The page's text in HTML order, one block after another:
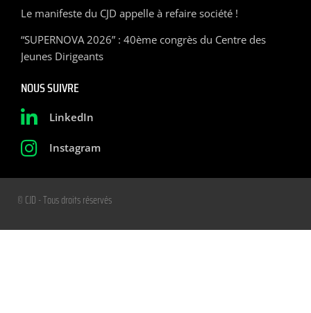
Le manifeste du CJD appelle à refaire société !
“SUPERNOVA 2026” : 40ème congrès du Centre des
Jeunes Dirigeants
NOUS SUIVRE
LinkedIn
Instagram
© CJD - Tous droits réservés